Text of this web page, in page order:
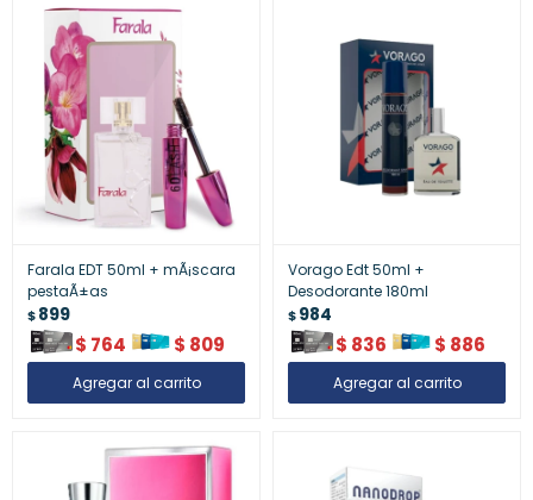
Farala EDT 50ml + mÃ¡scara
pestaÃ±as
$899
$ 764 $ 809
Vorago Edt 50ml +
Desodorante 180ml
$984
$ 836 $ 886